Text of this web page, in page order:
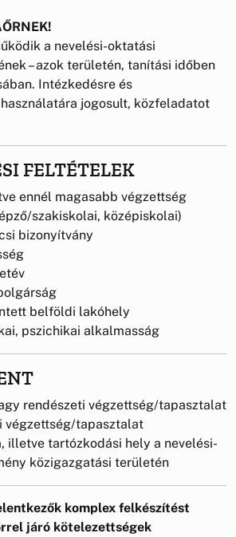
a nevelési-oktatási
– azok területén, tanítási időben
Intézkedésre és
jogosult, közfeladatot
FELTÉTELEK
ennél magasabb végzettség
szakiskolai, középiskolai)
bizonyítvány
belföldi lakóhely
pszichikai alkalmasság
rendészeti végzettség/tapasztalat
végzettség/tapasztalat
illetve tartózkodási hely a nevelési-
közigazgatási területén
komplex felkészítést
járó kötelezettségek